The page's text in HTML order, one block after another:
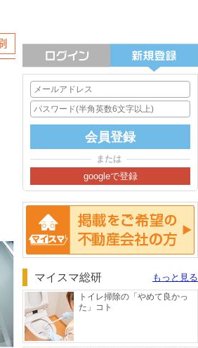
印
または
掲載をご希望の方へ
マイスマ総研 もっと見る
トイレ掃除の「やめて良かっ
た」コト